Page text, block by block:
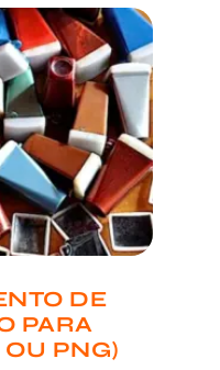
DE
PARA
PNG)